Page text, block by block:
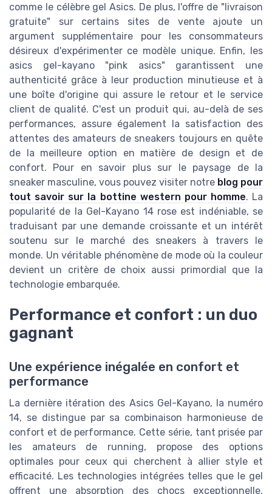
comme le célèbre gel Asics. De plus, l'offre de "livraison
gratuite" sur certains sites de vente ajoute un
argument supplémentaire pour les consommateurs
désireux d'expérimenter ce modèle unique. Enfin, les
asics gel-kayano "pink asics" garantissent une
authenticité grâce à leur production minutieuse et à
une boîte d'origine qui assure le retour et le service
client de qualité. C'est un produit qui, au-delà de ses
performances, assure également la satisfaction des
attentes des amateurs de sneakers toujours en quête
de la meilleure option en matière de design et de
confort. Pour en savoir plus sur le paysage de la
sneaker masculine, vous pouvez visiter notre blog pour
tout savoir sur la bottine western pour homme. La
popularité de la Gel-Kayano 14 rose est indéniable, se
traduisant par une demande croissante et un intérêt
soutenu sur le marché des sneakers à travers le
monde. Un véritable phénomène de mode où la couleur
devient un critère de choix aussi primordial que la
technologie embarquée.
Performance et confort : un duo
gagnant
Une expérience inégalée en confort et
performance
La dernière itération des Asics Gel-Kayano, la numéro
14, se distingue par sa combinaison harmonieuse de
confort et de performance. Cette série, tant prisée par
les amateurs de running, propose des options
optimales pour ceux qui cherchent à allier style et
efficacité. Les technologies intégrées telles que le gel
offrent une absorption des chocs exceptionnelle,